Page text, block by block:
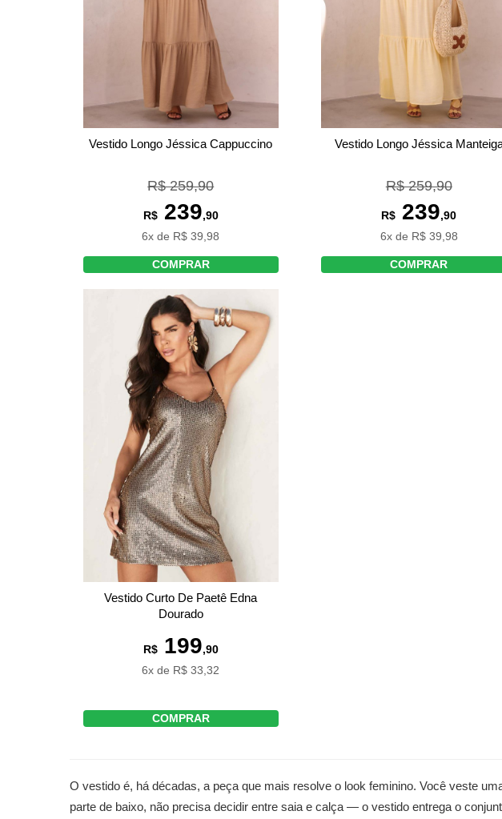
Vestido Longo Jéssica Cappuccino
R$ 259,90
R$239,90
6x de R$ 39,98
COMPRAR
Vestido Longo Jéssica
R$ 259,90
R$ 239,90
6x de R$ 39,98
COMPRAR
Vestido Curto De Paetê Edna
Dourado
R$199,90
6x de R$ 33,32
COMPRAR
O vestido é, há décadas, a peça que mais resolve o look feminino. Você veste
parte de baixo, não precisa decidir entre saia e calça — o vestido entrega o